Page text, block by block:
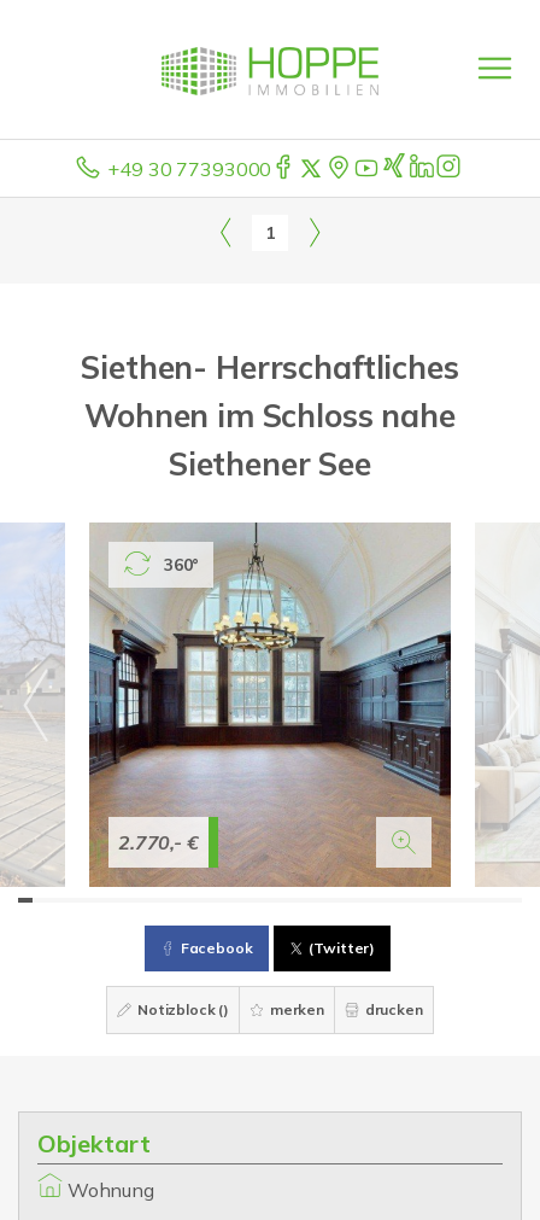
+49 30 77393000
1
Siethen- Herrschaftliches
Wohnen im Schloss nahe
Siethener See
2.770,- €
360°
Facebook (Twitter)
Notizblock () merken drucken
Objektart
Wohnung